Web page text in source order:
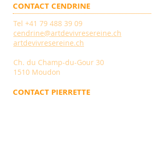
CONTACT CENDRINE
Tel +41 79 488 39 09
cendrine@artdevivresereine.ch
artdevivresereine.ch
Ch. du Champ-du-Gour 30
1510 Moudon
CONTACT PIERRETTE